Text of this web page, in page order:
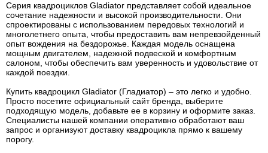
Серия квадроциклов Gladiator представляет собой идеальное
сочетание надежности и высокой производительности. Они
спроектированы с использованием передовых технологий и
многолетнего опыта, чтобы предоставить вам непревзойденный
опыт вождения на бездорожье. Каждая модель оснащена
мощным двигателем, надежной подвеской и комфортным
салоном, чтобы обеспечить вам уверенность и удовольствие от
каждой поездки.
Купить квадроцикл Gladiator (Гладиатор) – это легко и удобно.
Просто посетите официальный сайт бренда, выберите
подходящую модель, добавьте ее в корзину и оформите заказ.
Специалисты нашей компании оперативно обработают ваш
запрос и организуют доставку квадроцикла прямо к вашему
порогу.